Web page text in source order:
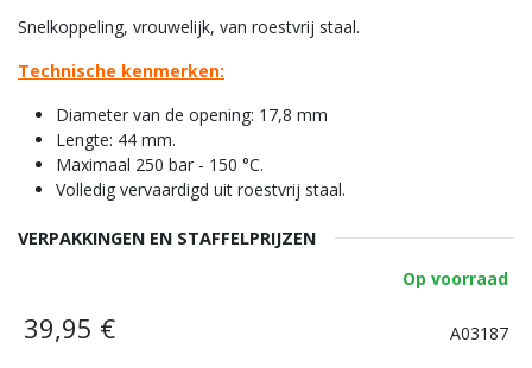
Snelkoppeling, vrouwelijk, van roestvrij staal.
Technische kenmerken:
Diameter van de opening: 17,8 mm
Lengte: 44 mm.
Maximaal 250 bar - 150 °C.
Volledig vervaardigd uit roestvrij staal.
VERPAKKINGEN EN STAFFELPRIJZEN
Op voorraad
39,95 € A03187